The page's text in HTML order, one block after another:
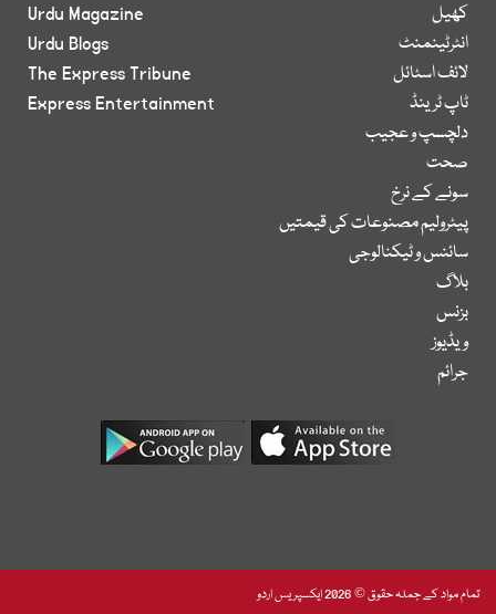
کھیل
انٹرٹینمنٹ
لائف اسٹائل
ٹاپ ٹرینڈ
دلچسپ و عجیب
صحت
سونے کے نرخ
پیٹرولیم مصنوعات کی قیمتیں
سائنس و ٹیکنالوجی
بلاگ
بزنس
ویڈیوز
جرائم
Urdu Magazine
Urdu Blogs
The Express Tribune
Express Entertainment
تمام مواد کے جملہ حقوق © 2026 ایکسپریس اردو